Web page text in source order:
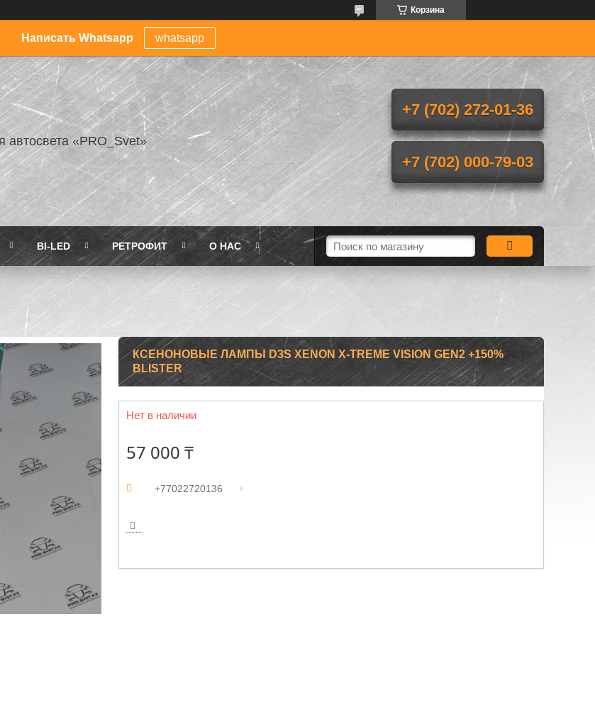
Корзина
Написать Whatsapp whatsapp
автосвета «PRO_Svet»
+7 (702) 272-01-36
+7 (702) 000-79-03
BI-LED РЕТРОФИТ О НАС
КСЕНОНОВЫЕ ЛАМПЫ D3S XENON X-TREME VISION GEN2 +150%
BLISTER
Нет в наличии
57 000 ₸
+77022720136